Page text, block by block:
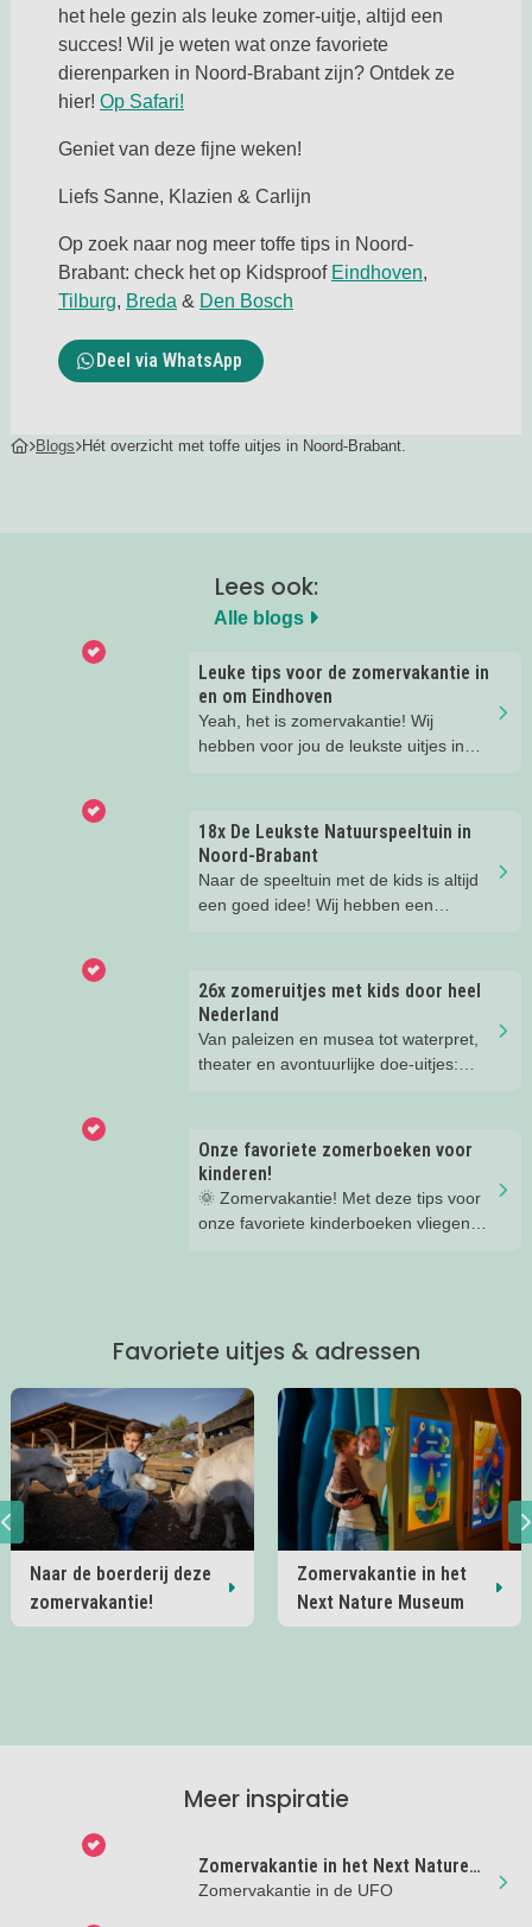
het hele gezin als leuke zomer-uitje, altijd een
succes! Wil je weten wat onze favoriete
dierenparken in Noord-Brabant zijn? Ontdek ze
hier! Op Safari!Deze link opent in een nieuwe tab
Geniet van deze fijne weken!
Liefs Sanne, Klazien & Carlijn
Op zoek naar nog meer toffe tips in Noord-
Brabant: check het op Kidsproof EindhovenDeze link
,
TilburgDeze link opent in een nieuwe tab
, BredaDeze link opent in een nieuwe tab
& Den BoschDeze link opent in een
Deel via WhatsApp
Blogs Hét overzicht met toffe uitjes in Noord-Brabant.
Lees ook:
Alle blogs
Leuke tips voor de zomervakantie in
en om Eindhoven
Yeah, het is zomervakantie! Wij
hebben voor jou de leukste uitjes in
18x De Leukste Natuurspeeltuin in
Noord-Brabant
Naar de speeltuin met de kids is altijd
een goed idee! Wij hebben een
Noord-Brabant!
26x zomeruitjes met kids door heel
Nederland
Van paleizen en musea tot waterpret,
theater en avontuurlijke doe-uitjes:
Onze favoriete zomerboeken voor
kinderen!
🌞 Zomervakantie! Met deze tips voor
onze favoriete kinderboeken vliegen
Favoriete uitjes & adressen
Naar de boerderij deze
zomervakantie!
Zomervakantie in het
Next Nature Museum
Meer inspiratie
Zomervakantie in het Next Nature
Museum
Zomervakantie in de UFO